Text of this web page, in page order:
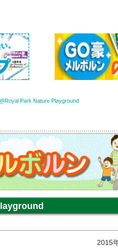
Park Nature Playground
2015